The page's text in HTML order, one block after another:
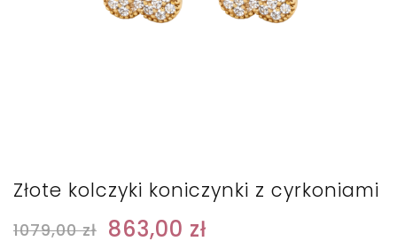
Złote kolczyki koniczynki z cyrkoniami
1079,00zł 863,00 zł